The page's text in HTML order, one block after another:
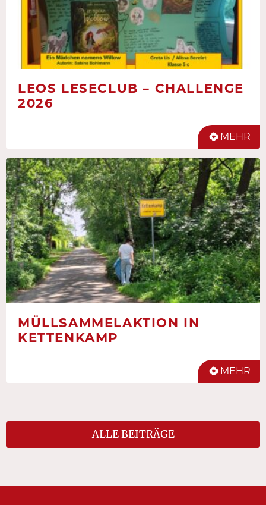
LEOS LESECLUB – CHALLENGE
2026
MEHR
MÜLLSAMMELAKTION IN
KETTENKAMP
MEHR
ALLE BEITRÄGE